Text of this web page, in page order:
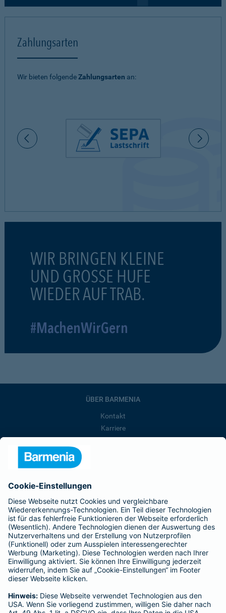
Zahlungsarten
Wir bieten folgendeZahlungsarten an:
WIR BRINGEN KLEINE
UND GROSSE HUFE
WIEDER AUF TRAB.
#MachenWirGern
ÜBER BARMENIA
Kontakt
Karriere
Barmenia ist Teil der BarmeniaGothaer
BELIEBTE SEITEN
Kranken-Zusatzversicherung
Tierversicherungen
Haftpflichtversicherung
Hausratversicherung
Adresse ändern